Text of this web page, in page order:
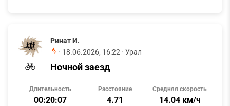
Ринат И.
· 18.06.2026, 16:22 · Урал
Ночной заезд
Длительность
00:20:07
Расстояние
4.71
Средняя скорость
14.04 км/ч